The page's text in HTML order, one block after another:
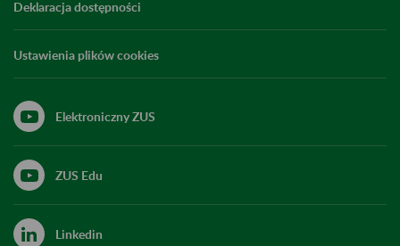
Deklaracja dostępności
Ustawienia plików cookies
Elektroniczny ZUS
ZUS Edu
Linkedin